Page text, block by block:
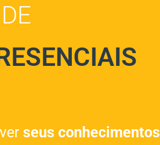
seus conhecimentos